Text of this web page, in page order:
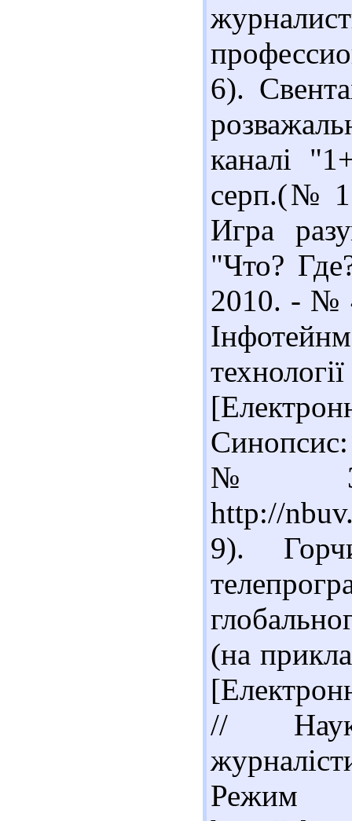
6).
каналі
серп.(№
Игра
"Что?
2010. - №
Синопсис:
№ 3. -
http://
9).
(на
//